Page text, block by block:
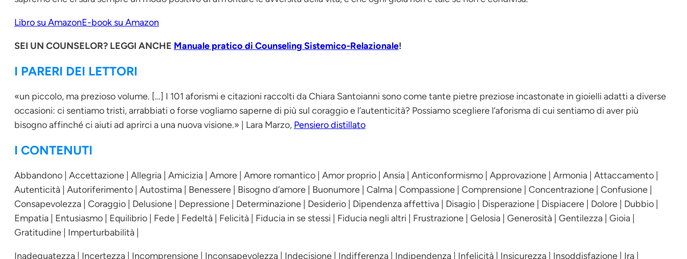
Libro su AmazonE-book su Amazon
SEI UN COUNSELOR? LEGGI ANCHE Manuale pratico di Counseling Sistemico-Relazionale!
I PARERI DEI LETTORI
«un piccolo, ma prezioso volume. […] I 101 aforismi e citazioni raccolti da Chiara Santoianni sono come tante pietre preziose incastonate in gioielli adatti a diverse
occasioni: ci sentiamo tristi, arrabbiati o forse vogliamo saperne di più sul coraggio e l’autenticità? Possiamo scegliere l’aforisma di cui sentiamo di aver più
bisogno affinché ci aiuti ad aprirci a una nuova visione.» | Lara Marzo, Pensiero distillato
I CONTENUTI
Abbandono | Accettazione | Allegria | Amicizia | Amore | Amore romantico | Amor proprio | Ansia | Anticonformismo | Approvazione | Armonia | Attaccamento |
Autenticità | Autoriferimento | Autostima | Benessere | Bisogno d’amore | Buonumore | Calma | Compassione | Comprensione | Concentrazione | Confusione |
Consapevolezza | Coraggio | Delusione | Depressione | Determinazione | Desiderio | Dipendenza affettiva | Disagio | Disperazione | Dispiacere | Dolore | Dubbio |
Empatia | Entusiasmo | Equilibrio | Fede | Fedeltà | Felicità | Fiducia in se stessi | Fiducia negli altri | Frustrazione | Gelosia | Generosità | Gentilezza | Gioia |
Gratitudine | Imperturbabilità |
Inadeguatezza | Incertezza | Incomprensione | Inconsapevolezza | Indecisione | Indifferenza | Indipendenza | Infelicità | Insicurezza | Insoddisfazione | Ira |